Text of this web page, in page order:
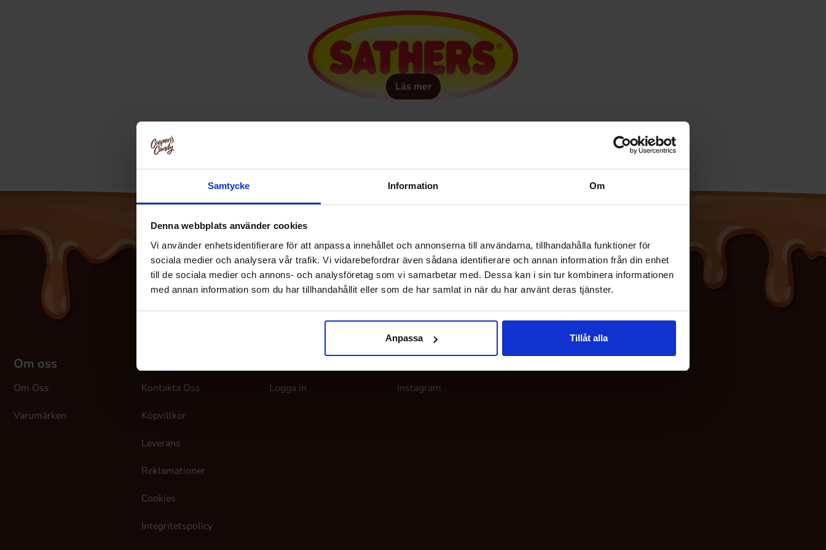
Samtycke Information Om
Denna webbplats använder cookies
Vi använder enhetsidentifierare för att anpassa innehållet och annonserna till användarna, tillhandahålla funktioner för
sociala medier och analysera vår trafik. Vi vidarebefordrar även sådana identifierare och annan information från din enhet
till de sociala medier och annons- och analysföretag som vi samarbetar med. Dessa kan i sin tur kombinera informationen
med annan information som du har tillhandahållit eller som de har samlat in när du har använt deras tjänster.
Anpassa Tillåt alla
Läs mer
Om oss
Om Oss
Varumärken
Kontakta Oss
Köpvillkor
Leverans
Reklamationer
Cookies
Integritetspolicy
Logga in Instagram